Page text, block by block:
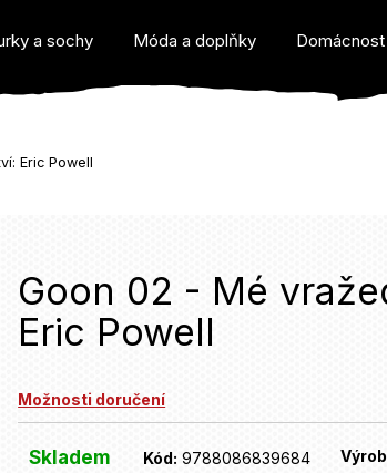
a sochy Móda a doplňky Domácnost
Eric Powell
Goon 02 - Mé
Eric Powell
Možnosti doručení
Skladem Kód: 9788086839684